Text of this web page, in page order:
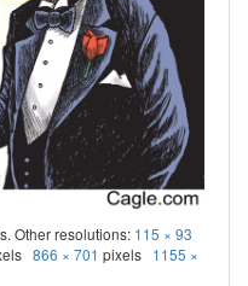
Other resolutions: 115 × 93
866 × 701 pixels 1155 ×